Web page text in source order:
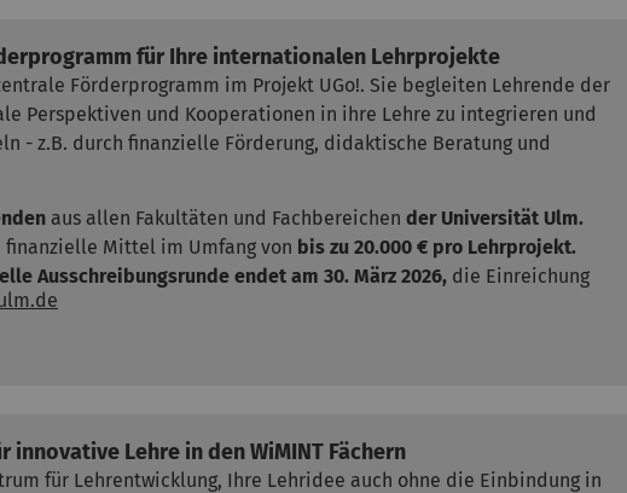
für Ihre internationalen Lehrprojekte
Förderprogramm im Projekt UGo!. Sie begleiten Lehrende der
Perspektiven und Kooperationen in ihre Lehre zu integrieren und
- z.B. durch finanzielle Förderung, didaktische Beratung und
aus allen Fakultäten und Fachbereichen der Universität Ulm.
Mittel im Umfang von bis zu 20.000 € pro Lehrprojekt.
Ausschreibungsrunde endet am 30. März 2026, die Einreichung
Lehre in den WiMINT Fächern
für Lehrentwicklung, Ihre Lehridee auch ohne die Einbindung in